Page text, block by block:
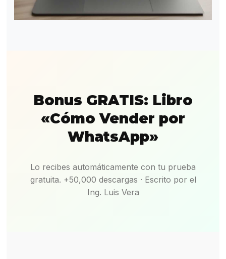
Bonus GRATIS: Libro
«Cómo Vender por
WhatsApp»
Lo recibes automáticamente con tu prueba
gratuita. +50,000 descargas · Escrito por el
Ing. Luis Vera